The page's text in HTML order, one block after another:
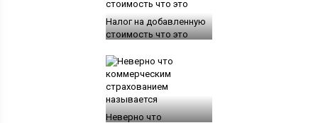
Налог на добавленную
стоимость что это
Неверно что